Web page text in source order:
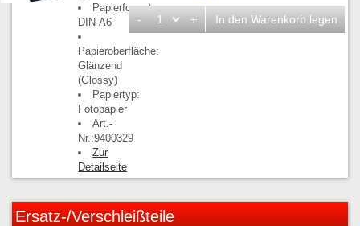
Papierformat:
DIN-A6
Papieroberfläche:
Glänzend
(Glossy)
Papiertyp:
Fotopapier
Art.-
Nr.:9400329
Zur
Detailseite
- + In den Warenkorb legen
Ersatz-/Verschleißteile